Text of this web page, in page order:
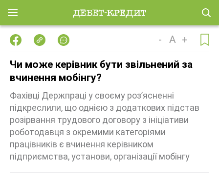
- A +
Чи може керівник бути звільнений за
вчинення мобінгу?
Фахівці Держпраці у своєму розʼясненні
підкреслили, що однією з додаткових підстав
розірвання трудового договору з ініціативи
роботодавця з окремими категоріями
працівників є вчинення керівником
підприємства, установи, організації мобінгу